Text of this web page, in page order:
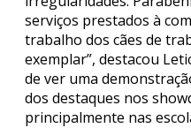
serviços prestados à
trabalho dos cães de
exemplar”, destacou
de ver uma
dos destaques nos
principalmente nas